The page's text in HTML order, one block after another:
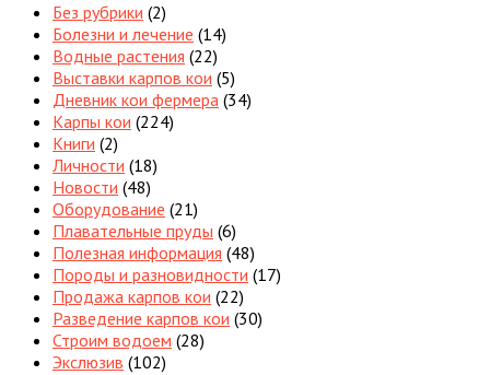
Без рубрики (2)
Болезни и лечение (14)
Водные растения (22)
Выставки карпов кои (5)
Дневник кои фермера (34)
Карпы кои (224)
Книги (2)
Личности (18)
Новости (48)
Оборудование (21)
Плавательные пруды (6)
Полезная информация (48)
Породы и разновидности (17)
Продажа карпов кои (22)
Разведение карпов кои (30)
Строим водоем (28)
Экслюзив (102)